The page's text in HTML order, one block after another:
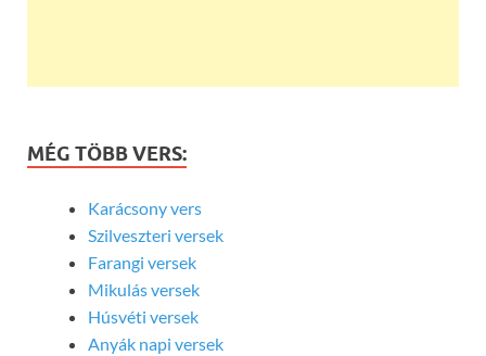
MÉG TÖBB VERS:
Karácsony vers
Szilveszteri versek
Farangi versek
Mikulás versek
Húsvéti versek
Anyák napi versek